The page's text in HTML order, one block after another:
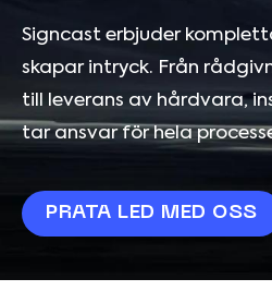
Signcast erbjuder
skapar intryck. Från
till leverans av hårdvara,
tar ansvar för hela
PRATA LED MED OSS